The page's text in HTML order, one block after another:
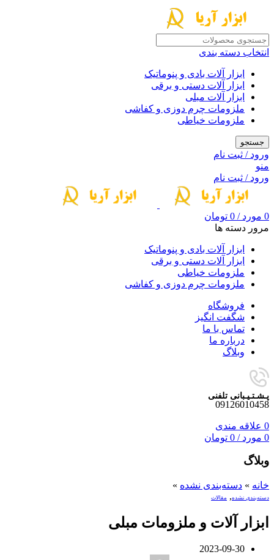
انتخاب دسته بندی
ابزار آلات بادی و پنوماتیک
ابزار آلات دستی و برقی
ابزار آلات مبلی
ملزومات چرم دوزی و کفاشی
ملزومات خیاطی
جستجو
ورود / ثبت نام
منو
ورود / ثبت نام
0 مورد /
0 تومان
مرور دسته ها
ابزار آلات بادی و پنوماتیک
ابزار آلات دستی و برقی
ملزومات خیاطی
ملزومات چرم دوزی و کفاشی
فروشگاه
شگفت انگیز
تماس با ما
درباره ما
وبلاگ
پـشـتـیـبانی تلفنی
09126010458
0 علاقه مندی
0 مورد /
0 تومان
وبلاگ
خانه » دسته‌بندی نشده »
دسته‌بندی نشده, مقالات
ابزار آلات و ملزومات مبلی
2023-09-30